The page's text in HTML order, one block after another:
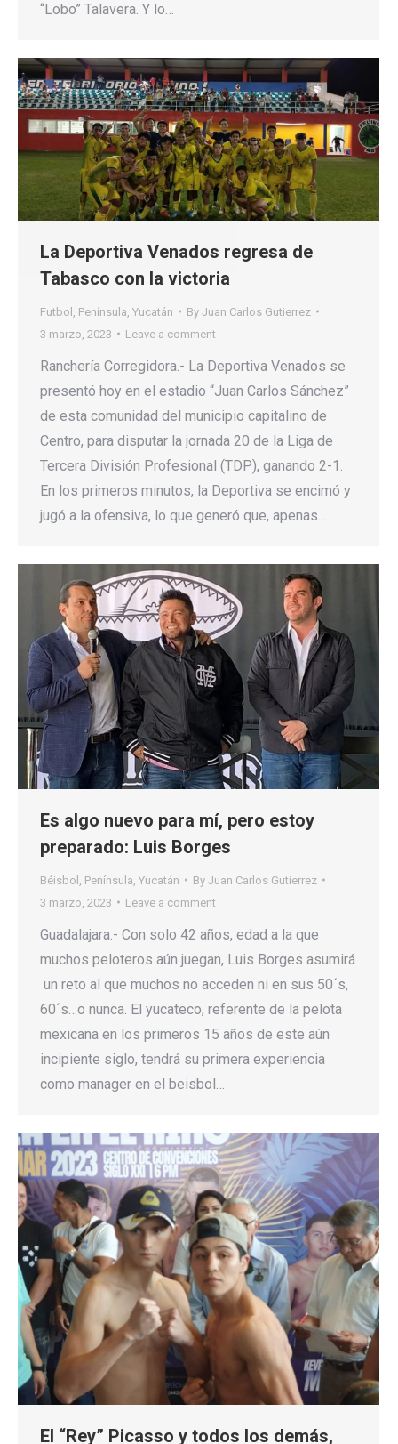
“Lobo” Talavera. Y lo…
La Deportiva Venados regresa de
Tabasco con la victoria
Futbol Península Yucatán By Juan Carlos Gutierrez
3 marzo, 2023
Leave a comment
Ranchería Corregidora.- La Deportiva Venados se
presentó hoy en el estadio “Juan Carlos Sánchez”
de esta comunidad del municipio capitalino de
Centro, para disputar la jornada 20 de la Liga de
Tercera División Profesional (TDP), ganando 2-1.
En los primeros minutos, la Deportiva se encimó y
jugó a la ofensiva, lo que generó que, apenas…
Es algo nuevo para mí, pero estoy
preparado: Luis Borges
Béisbol Península Yucatán By Juan Carlos Gutierrez
3 marzo, 2023
Leave a comment
Guadalajara.- Con solo 42 años, edad a la que
muchos peloteros aún juegan, Luis Borges asumirá
un reto al que muchos no acceden ni en sus 50´s,
60´s…o nunca. El yucateco, referente de la pelota
mexicana en los primeros 15 años de este aún
incipiente siglo, tendrá su primera experiencia
como manager en el beisbol…
El “Rey” Picasso y todos los demás,